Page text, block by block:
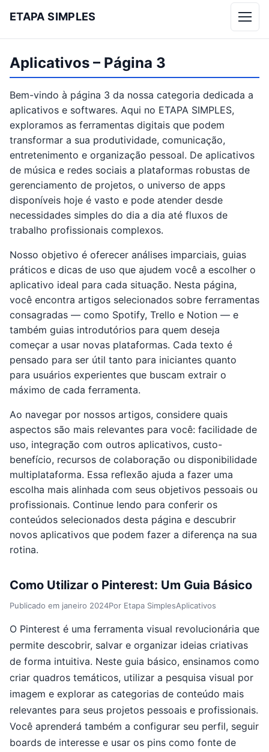
ETAPA SIMPLES Menu
Aplicativos – Página 3
Bem-vindo à página 3 da nossa categoria dedicada a
aplicativos e softwares. Aqui no ETAPA SIMPLES,
exploramos as ferramentas digitais que podem
transformar a sua produtividade, comunicação,
entretenimento e organização pessoal. De aplicativos
de música e redes sociais a plataformas robustas de
gerenciamento de projetos, o universo de apps
disponíveis hoje é vasto e pode atender desde
necessidades simples do dia a dia até fluxos de
trabalho profissionais complexos.
Nosso objetivo é oferecer análises imparciais, guias
práticos e dicas de uso que ajudem você a escolher o
aplicativo ideal para cada situação. Nesta página,
você encontra artigos selecionados sobre ferramentas
consagradas — como Spotify, Trello e Notion — e
também guias introdutórios para quem deseja
começar a usar novas plataformas. Cada texto é
pensado para ser útil tanto para iniciantes quanto
para usuários experientes que buscam extrair o
máximo de cada ferramenta.
Ao navegar por nossos artigos, considere quais
aspectos são mais relevantes para você: facilidade de
uso, integração com outros aplicativos, custo-
benefício, recursos de colaboração ou disponibilidade
multiplataforma. Essa reflexão ajuda a fazer uma
escolha mais alinhada com seus objetivos pessoais ou
profissionais. Continue lendo para conferir os
conteúdos selecionados desta página e descubrir
novos aplicativos que podem fazer a diferença na sua
rotina.
Como Utilizar o Pinterest: Um Guia Básico
Publicado em janeiro 2024Por Etapa SimplesAplicativos
O Pinterest é uma ferramenta visual revolucionária que
permite descobrir, salvar e organizar ideias criativas
de forma intuitiva. Neste guia básico, ensinamos como
criar quadros temáticos, utilizar a pesquisa visual por
imagem e explorar as categorias de conteúdo mais
relevantes para seus projetos pessoais e profissionais.
Você aprenderá também a configurar seu perfil, seguir
boards de interesse e usar os pins como fonte de